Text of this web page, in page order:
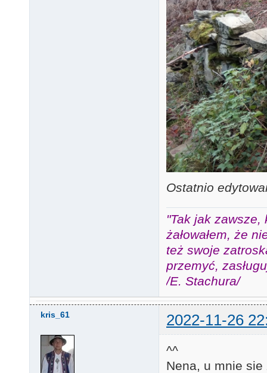
Ostatnio
"Tak jak zawsze,
żałowałem, że
też swoje
przemyć,
/E. Stachura/
kris_61 2022-11-26
^^
Nena, u mnie